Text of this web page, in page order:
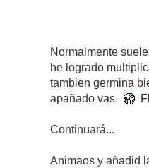
Normalmente
he logrado
tambien germina
apañado vas.
Continuará...
Animaos y añadid